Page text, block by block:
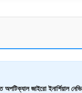
অপটিক্যাল জাইরো ইনার্শিয়াল